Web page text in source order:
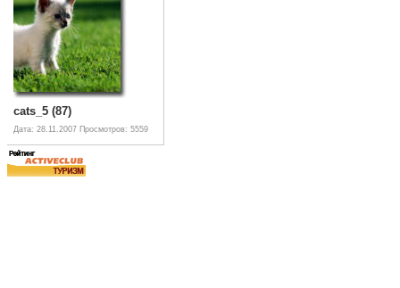
cats_5 (87)
Дата: 28.11.2007 Просмотров: 5559